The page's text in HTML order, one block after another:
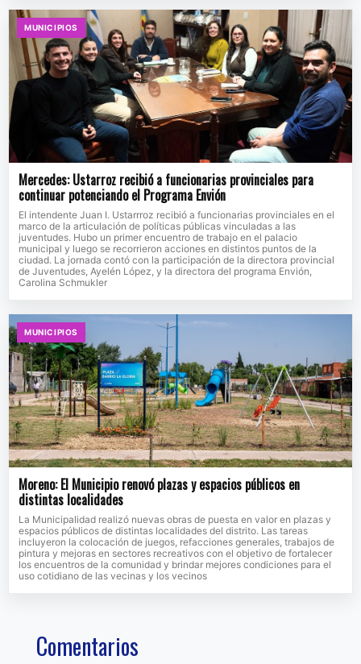
MUNICIPIOS
Mercedes: Ustarroz recibió a funcionarias provinciales para
continuar potenciando el Programa Envión
El intendente Juan I. Ustarrroz recibió a funcionarias provinciales en el
marco de la articulación de políticas públicas vinculadas a las
juventudes. Hubo un primer encuentro de trabajo en el palacio
municipal y luego se recorrieron acciones en distintos puntos de la
ciudad. La jornada contó con la participación de la directora provincial
de Juventudes, Ayelén López, y la directora del programa Envión,
Carolina Schmukler
MUNICIPIOS
Moreno: El Municipio renovó plazas y espacios públicos en
distintas localidades
La Municipalidad realizó nuevas obras de puesta en valor en plazas y
espacios públicos de distintas localidades del distrito. Las tareas
incluyeron la colocación de juegos, refacciones generales, trabajos de
pintura y mejoras en sectores recreativos con el objetivo de fortalecer
los encuentros de la comunidad y brindar mejores condiciones para el
uso cotidiano de las vecinas y los vecinos
Comentarios